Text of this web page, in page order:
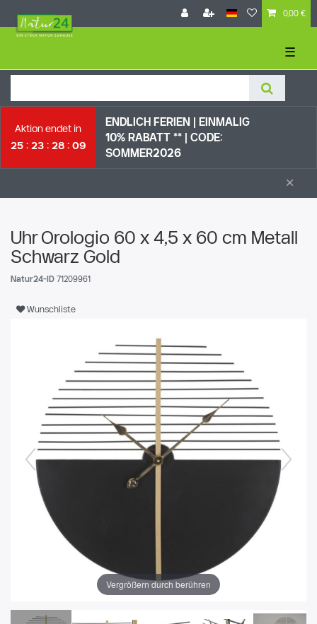
0,00 €
☰
Aktion endet in
25
23 28 09
ENDLICH FERIEN | EI NMALIG
10% RABATT ** | CODE:
SOMMER2026
×
Uhr Orologio 60 x 4,5 x 60 cm Metall
Schwarz Gold
Natur24-ID 71209961
Wunschliste
Vergrößern durch berühren